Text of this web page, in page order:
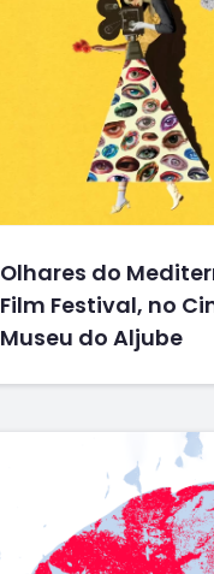
Olhares do
Film Festival, no
Museu do Aljube